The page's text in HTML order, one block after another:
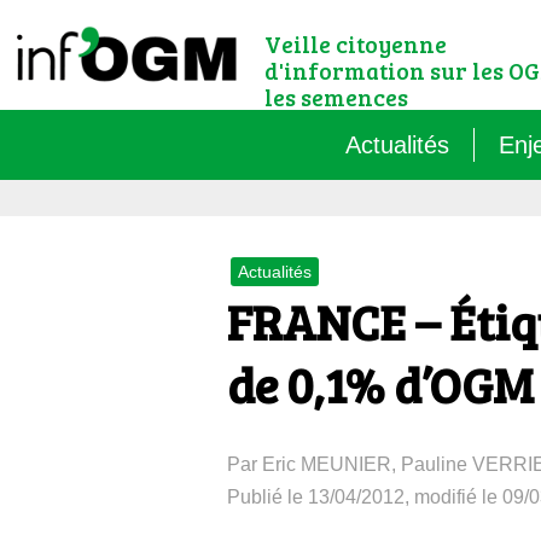
Veille citoyenne
d'information sur les
les semences
Actualités
Le
Actualités
FRANCE –
de 0,1% d’OGM
Par Eric MEUNIER, Pauline
Publié le 13/04/2012, modifié le 09/